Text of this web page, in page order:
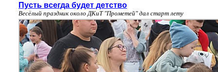
Пусть всегда будет детство
Весёлый праздник около ДКиТ "Прометей" дал старт лету